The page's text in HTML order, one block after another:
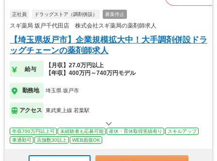
正社員 ドラッグストア（調剤併設） 募集停止
スギ薬局 坂戸千代田店 株式会社スギ薬局の薬剤師求人
【埼玉県坂戸市】企業規模拡大中！大手調剤併設ドラ
ッグチェーンの薬剤師求人
給与
【月収】27.0万円以上
【年収】400万円～740万円モデル
勤務地 埼玉県 坂戸市
アクセス 東武東上線 若葉駅
年収700万円以上可 未経験者も応募可能 産休・育休取得実績有り
スキルアップ
車通勤可
店舗数30以上 WEB面接OK